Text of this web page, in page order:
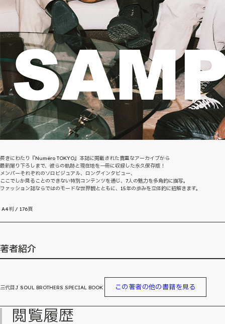
長きにわたり『Numéro TOKYO』本誌に掲載された貴重なアーカイブから
最新撮り下ろしまで、彼らの軌跡と現在地を一冊に収録した永久保存版！
メンバーそれぞれのソロビジュアル、ロングインタビュー、
ここでしか見ることのできない特別コンテンツを通じ、7人の魅力を多角的に描写。
ファッション誌ならではのモードな世界観とともに、15年の歩みを立体的に紐解きます。
A4判 / 176頁
著者紹介
三代目J SOUL BROTHERS SPECIAL BOOK この著者の他の書籍を見る
閲覧履歴